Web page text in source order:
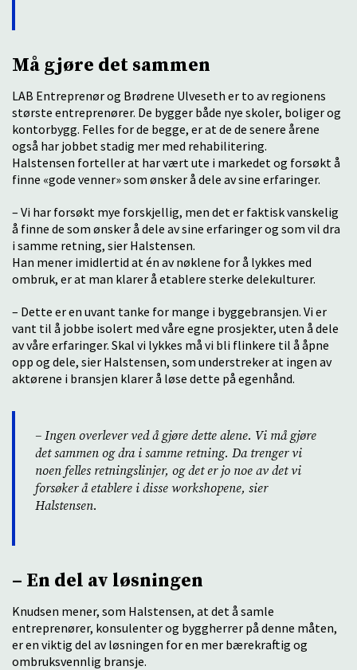
Må gjøre det sammen
LAB Entreprenør og Brødrene Ulveseth er to av regionens
største entreprenører. De bygger både nye skoler, boliger og
kontorbygg. Felles for de begge, er at de de senere årene
også har jobbet stadig mer med rehabilitering.
Halstensen forteller at har vært ute i markedet og forsøkt å
finne «gode venner» som ønsker å dele av sine erfaringer.
– Vi har forsøkt mye forskjellig, men det er faktisk vanskelig
å finne de som ønsker å dele av sine erfaringer og som vil dra
i samme retning, sier Halstensen.
Han mener imidlertid at én av nøklene for å lykkes med
ombruk, er at man klarer å etablere sterke delekulturer.
– Dette er en uvant tanke for mange i byggebransjen. Vi er
vant til å jobbe isolert med våre egne prosjekter, uten å dele
av våre erfaringer. Skal vi lykkes må vi bli flinkere til å åpne
opp og dele, sier Halstensen, som understreker at ingen av
aktørene i bransjen klarer å løse dette på egenhånd.
– Ingen overlever ved å gjøre dette alene. Vi må gjøre
det sammen og dra i samme retning. Da trenger vi
noen felles retningslinjer, og det er jo noe av det vi
forsøker å etablere i disse workshopene, sier
Halstensen.
– En del av løsningen
Knudsen mener, som Halstensen, at det å samle
entreprenører, konsulenter og byggherrer på denne måten,
er en viktig del av løsningen for en mer bærekraftig og
ombruksvennlig bransje.